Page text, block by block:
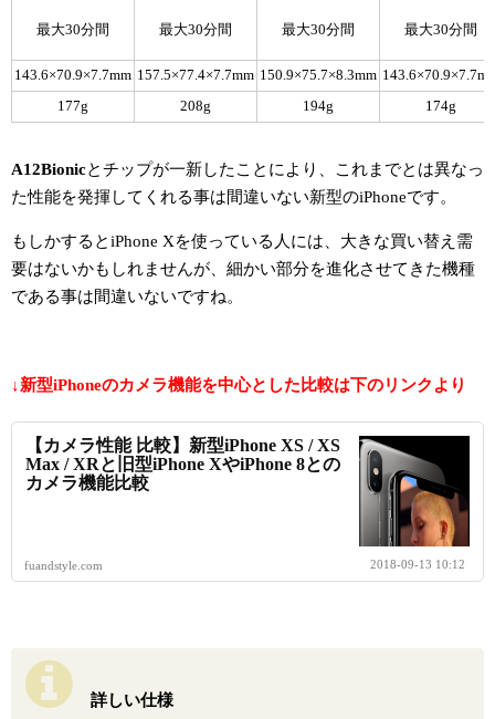
最大30分間 最大30分間 最大30分間 最大30分間
143.6×70.9×7.7mm 157.5×77.4×7.7mm 150.9×75.7×8.3mm
177g
208g 194g 174g
A12Bionicとチップが一新したことにより、これまでとは異なっ
た性能を発揮してくれる事は間違いない新型のiPhoneです。
もしかするとiPhone Xを使っている人には、大きな買い替え需
要はないかもしれませんが、細かい部分を進化させてきた機種
である事は間違いないですね。
↓新型iPhoneのカメラ機能を中心とした比較は下のリンクより
【カメラ性能 比較】新型iPhone XS / XS
Max / XRと旧型iPhone XやiPhone 8との
カメラ機能比較
fuandstyle.com 2018-09-13 10:12
詳しい仕様